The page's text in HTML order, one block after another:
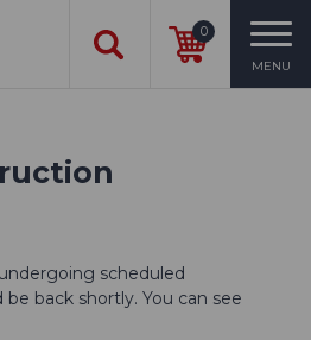
0
MENU
scheduled
back shortly. You can see